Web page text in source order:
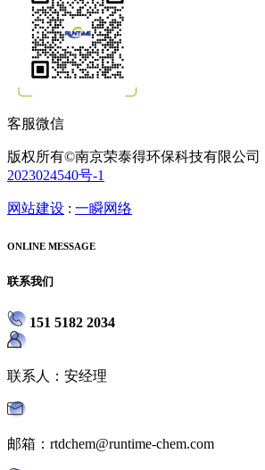
客服微信
版权所有©南京荣泰得环保科技有限公司
2023024540号-1
网站建设 : 一瞬网络
ONLINE MESSAGE
联系我们
151 5182 2034
联系人：安经理
邮箱：rtdchem@runtime-chem.com